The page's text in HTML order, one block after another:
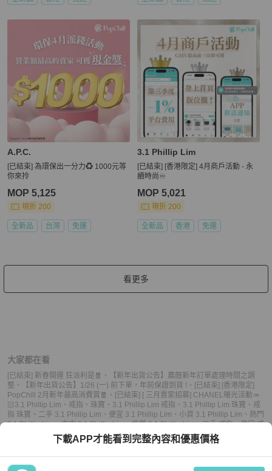
A.P.C.
[已結束] 為環保出一分力♻️ 1000元等
你來拎
MOP 5,125
現折 200
全新品 台灣 免運
3.1 Phillip Lim
[已結束] [香港限定] 4月商戶活動 - 永
續時尚♾️
MOP 5,021
現折 200
全新品 香港 免運
看更多
大家都在看
[已結束] 新春開運 狂派利是🧧 、
【新年出貨公告】農曆新年訂單處理時間之調
整 、 【新年出貨公告】1/26 (一) 前下單，年前保證到貨 ! 、 [已結束] [香港限定]
PopChill 2月新年最高消費賞🧧 、 [已結束] [ 三月賣家招募] CHANEL曝光活動🫴
🏻 3.1 Phillip Lim 、 戒指 、 珠寶 、 3.1 Phillip Lim 戒指 、 3.1 Phillip Lim 珠寶 、 戒
指 珠寶 、 二手 3.1 Phillip Lim 、 便宜 3.1 Phillip Lim 、 小資 3.1 Phillip Lim 、 熱門
3.1 Phillip Lim、中古 3.1 Phillip Lim、推薦 3.1 Phillip Lim、二手 戒指、便宜 戒
、熱門 戒指、 中古 戒指、推薦 戒指、二手 珠寶、便宜 珠寶
熱門 珠寶、中古 珠寶、推薦 珠寶
下載APP才能看到完整內容和優惠價格